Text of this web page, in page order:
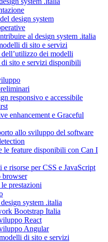
design system
al design system .italia
di sito e servizi
dei modelli
sito e servizi disponibili
responsivo e accessibile
enhancement e Graceful
allo sviluppo del software
le feature disponibili con Can I
e risorse per CSS e JavaScript
browser
prestazioni
system .italia
Bootstrap Italia
React
Angular
di sito e servizi